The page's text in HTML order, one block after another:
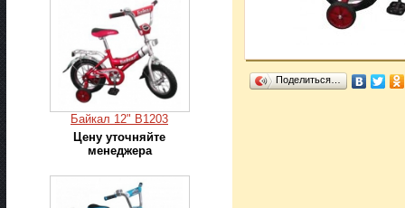
Байкал 12" В1203
Цену уточняйте
менеджера
Поделиться…